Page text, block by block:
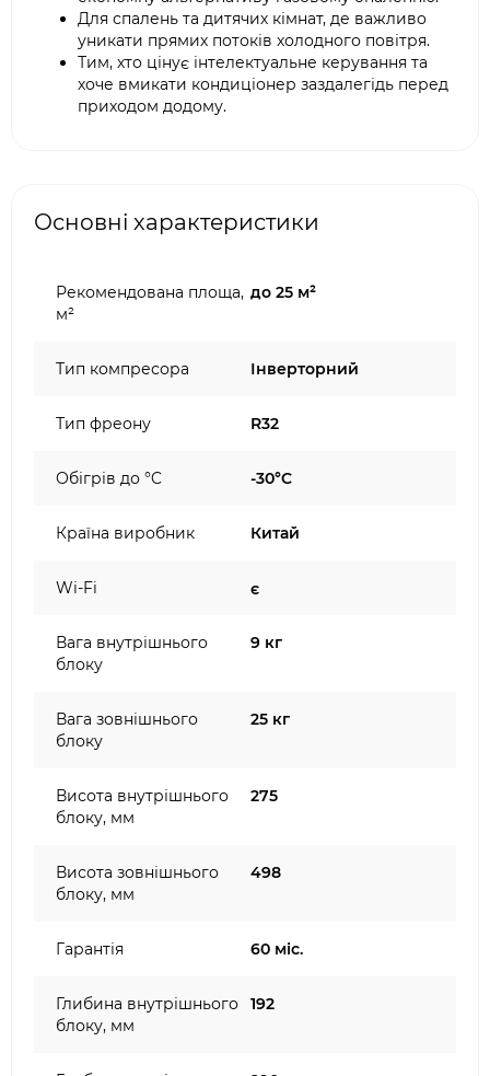
Для спалень та дитячих кімнат, де важливо
уникати прямих потоків холодного повітря.
Тим, хто цінує інтелектуальне керування та
хоче вмикати кондиціонер заздалегідь перед
приходом додому.
Основні характеристики
Рекомендована площа,
м²
до 25 м²
Тип компресора Інверторний
Тип фреону R32
Обігрів до °C -30°C
Країна виробник Китай
Wi-Fi є
Вага внутрішнього
блоку
9 кг
Вага зовнішнього
блоку
25 кг
Висота внутрішнього
блоку, мм
275
Висота зовнішнього
блоку, мм
498
Гарантія 60 міс.
Глибина внутрішнього
блоку, мм
192